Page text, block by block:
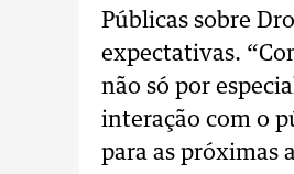
Públicas sobre
expectativas.
não só por
interação com o
para as próximas